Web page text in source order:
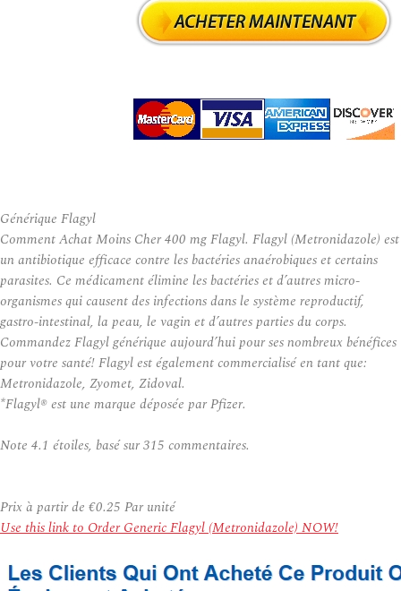
Générique Flagyl
Comment Achat Moins Cher 400 mg Flagyl. Flagyl (Metronidazole) est
un antibiotique efficace contre les bactéries anaérobiques et certains
parasites. Ce médicament élimine les bactéries et d’autres micro-
organismes qui causent des infections dans le système reproductif,
gastro-intestinal, la peau, le vagin et d’autres parties du corps.
Commandez Flagyl générique aujourd’hui pour ses nombreux bénéfices
pour votre santé! Flagyl est également commercialisé en tant que:
Metronidazole, Zyomet, Zidoval.
*Flagyl® est une marque déposée par Pfizer.
Note 4.1 étoiles, basé sur315 commentaires.
Prix à partir de €0.25 Par unité
Use this link to Order Generic Flagyl (Metronidazole) NOW!